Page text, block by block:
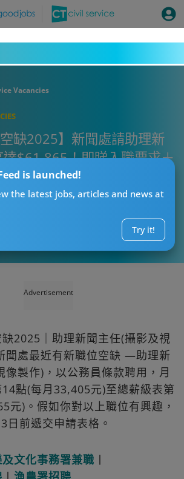
is launched!
the latest jobs, articles and news at
Try it!
Vacancies
空缺2025】新聞處請助理新
$61,865！即睇入職要求＋
Advertisement
缺2025｜助理新聞主任(攝影及視
聞處最近有新職位空缺 —助理新
像製作)，以公務員條款聘用，月
點(每月33,405元)至總薪級表第
元)。假如你對以上職位有興趣，
日前遞交申請表格。
文化事務署兼職 丨